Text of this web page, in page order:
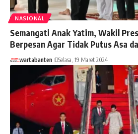
NASIONAL
Semangati Anak Yatim, Wakil
Berpesan Agar Tidak Putus Asa
wartabanten Selasa, 19 Maret 2024